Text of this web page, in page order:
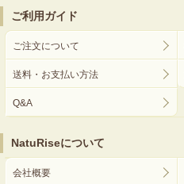
ご利用ガイド
ご注文について
送料・お支払い方法
Q&A
NatuRiseについて
会社概要